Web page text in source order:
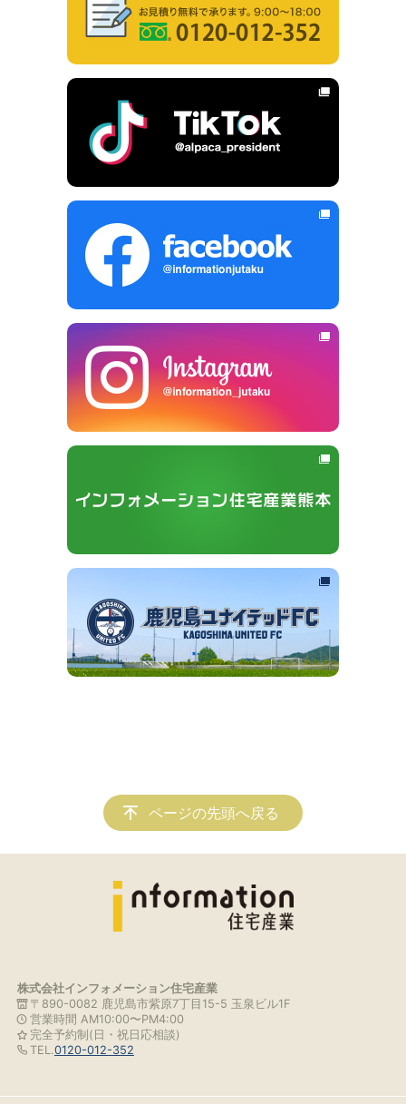
ページの先頭へ戻る
株式会社インフォメーション住宅産業
〒890-0082 鹿児島市紫原7丁目15-5 玉泉ビル1F
営業時間 AM10:00〜PM4:00
完全予約制(日・祝日応相談)
TEL.0120-012-352